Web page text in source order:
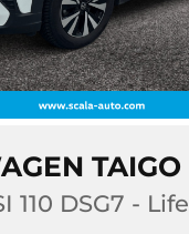
TAIGO
110 DSG7 - Life